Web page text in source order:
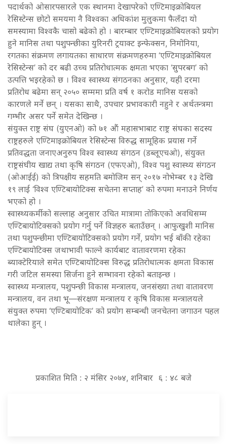
पदार्थको ओसारपसारले एक स्थानमा देखापरेको एण्टिमाइक्रोबियल
रेसिस्टेन्स छोटो समयमा नै विश्वका अधिकांश मुलुकमा फैलँदा यो
समस्यामा विश्वकै चासो बढेको हो । बारम्बार एण्टिमाइक्रोबियलको प्रयोग
हुने मानिस तथा पशुपन्छीका युरिनरी ट्रयाक्ट इन्फेक्सन, निमोनिया,
रगतका संक्रमण लगायतका साधारण संक्रमणहरुमा ‘एण्टिमाइक्रोबियल
रेसिस्टेन्स’ को दर बढी उच्च प्रतिरोधात्मक क्षमता भएका ‘सुपरबग’ को
उत्पत्ति भइरहेको छ । विश्व स्वास्थ्य संगठनका अनुसार, यही दरमा
प्रतिरोध बढेमा सन् २०५० सम्ममा प्रति वर्ष १ करोड मानिस यसको
कारणले मर्ने छन् । यसका साथै, उपचार प्रभावकारी नहुने र अर्थतन्त्रमा
गम्भीर असर पर्ने समेत देखिन्छ ।
संयुक्त राष्ट्र संघ (युएनओ) को ७१ औं महासभाबाट राष्ट्र संघका सदस्य
राष्ट्रहरुले एण्टिमाइक्रोबियल रेसिस्टेन्स विरुद्ध सामूहिक प्रयास गर्ने
प्रतिवद्धता जनाएअनुरुप विश्व स्वास्थ्य संगठन (डब्लूएचओ), संयुक्त
राष्ट्रसंघीय खाद्य तथा कृषि संगठन (एफएओ), विश्व पशु स्वास्थ्य संगठन
(ओआईई) को त्रिपक्षीय सहमति बमोजिम सन् २०१७ नोभेम्बर १३ देखि
१९ लाई ‘विश्व एण्टिबायोटिक्स सचेतना सप्ताह’ को रुपमा मनाउने निर्णय
भएको हो ।
स्वास्थ्यकर्मीको सल्लाह अनुसार उचित मात्रामा तोकिएको अवधिसम्म
एण्टिबायोटिक्सको प्रयोग गर्नु पर्ने विज्ञहरु बताउँछन् । आफुखुशी मानिस
तथा पशुपन्छीमा एण्टिबायोटिक्सको प्रयोग गर्ने, प्रयोग भई बाँकी रहेका
एण्टिबायोटिक्स जथाभावी फाल्ने कार्यबाट वातावरणमा रहेका
ब्याक्टेरियाले समेत एण्टिबायोटिक्स विरुद्ध प्रतिरोधात्मक क्षमता विकास
गरी जटिल समस्या सिर्जना हुने सम्भावना रहेको बताइन्छ ।
स्वास्थ्य मन्त्रालय, पशुपन्छी विकास मन्त्रालय, जनसंख्या तथा वातावरण
मन्त्रालय, वन तथा भू—संरक्षण मन्त्रालय र कृषि विकास मन्त्रालयले
संयुक्त रुपमा ‘एण्टिबायोटिक’ को प्रयोग सम्बन्धी जनचेतना जगाउन पहल
थालेका हुन् ।
प्रकाशित मिति : २ मंसिर २०७४, शनिबार ६ : ४८ बजे